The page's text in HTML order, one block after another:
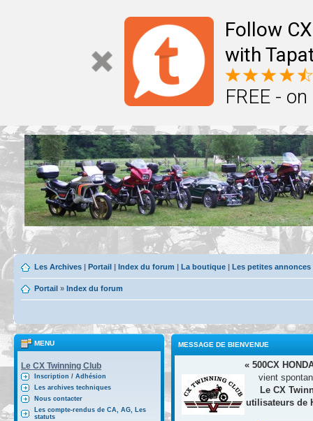
Follow
with
FREE -
Les Archives | Portail | Index du forum | La boutique | Les petites
Portail » Index du forum
MENU
Le CX Twinning Club
Inscription / Adhésion
Les archives techniques
Nous contacter
Les compte-rendus de CA, AG, Les
statuts
MESSAGE DE BIENVENUE
« 500CX
vient
Le CX
utilisateurs de